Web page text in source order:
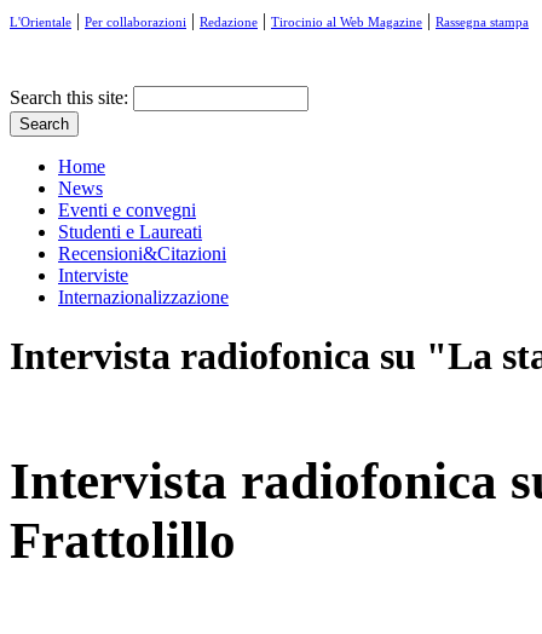
L'Orientale | Per collaborazioni | Redazione | Tirocinio al Web Magazine | Rassegna stampa
Search this site:
Home
News
Eventi e convegni
Studenti e Laureati
Recensioni&Citazioni
Interviste
Internazionalizzazione
Intervista radiofonica su "La
Intervista radiofonica
Frattolillo